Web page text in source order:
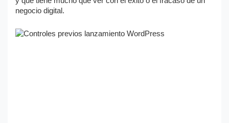
negocio digital.